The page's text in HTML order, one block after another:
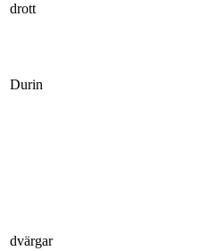
drott
Durin
dvärgar